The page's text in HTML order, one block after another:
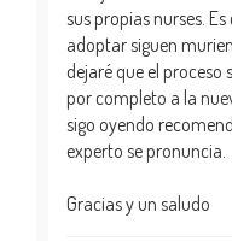
sus propias nurses.
adoptar siguen
dejaré que el proceso
por completo a la
sigo oyendo
experto se pronuncia.
Gracias y un saludo